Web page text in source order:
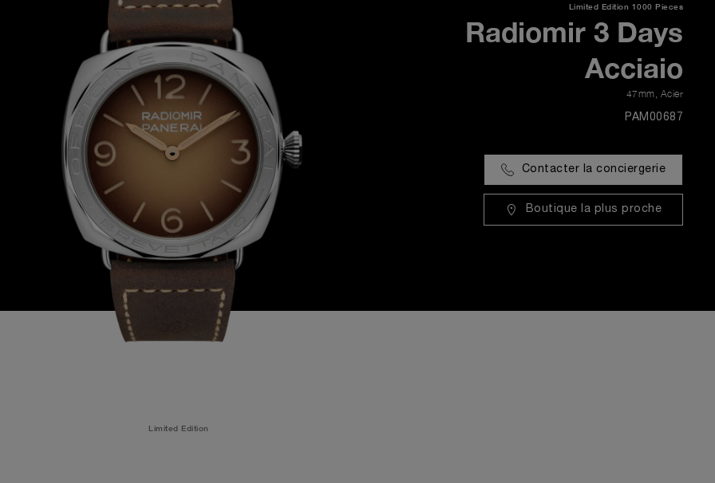
Limited Edition 1000 Pieces
Radiomir 3 Days
Acciaio
47mm Acier
PAM00687
Contacter la conciergerie
Boutique la plus proche
Limited Edition